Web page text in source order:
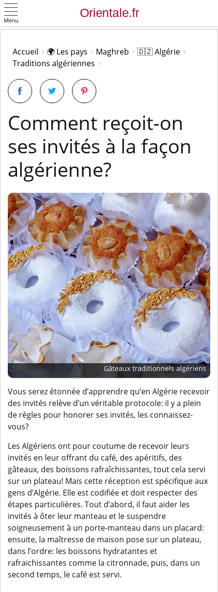
Menu
Accueil 🌍 Les pays Maghreb
🇩🇿 Algérie
Traditions algériennes
Comment reçoit-on
ses invités à la façon
algérienne?
Gâteaux traditionnels algériens
Vous serez étonnée d’apprendre qu’en Algérie recevoir
des invités relève d’un véritable protocole: il y a plein
de règles pour honorer ses invités, les connaissez-
vous?
Les Algériens ont pour coutume de recevoir leurs
invités en leur offrant du café, des apéritifs, des
gâteaux, des boissons rafraîchissantes, tout cela servi
sur un plateau! Mais cette réception est spécifique aux
gens d’Algérie. Elle est codifiée et doit respecter des
étapes particulières. Tout d’abord, il faut aider les
invités à ôter leur manteau et le suspendre
soigneusement à un porte-manteau dans un placard:
ensuite, la maîtresse de maison pose sur un plateau,
dans l’ordre: les boissons hydratantes et
rafraichissantes comme la citronnade, puis, dans un
second temps, le café est servi.